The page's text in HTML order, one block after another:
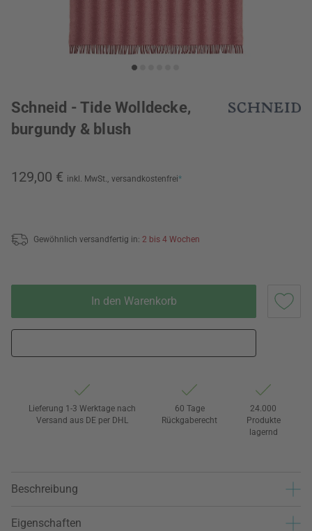
Schneid - Tide Wolldecke,
burgundy & blush
129,00 € inkl. MwSt., versandkostenfrei*
Gewöhnlich versandfertig in: 2 bis 4 Wochen
In den Warenkorb
Lieferung 1-3 Werktage nach
Versand aus DE per DHL
60 Tage
Rückgaberecht
24.000
Produkte
lagernd
Beschreibung
Eigenschaften